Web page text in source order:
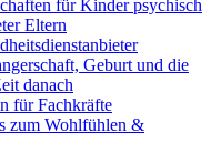
für Kinder psychisch
Eltern
Geburt und die
danach
für Fachkräfte
zum Wohlfühlen &